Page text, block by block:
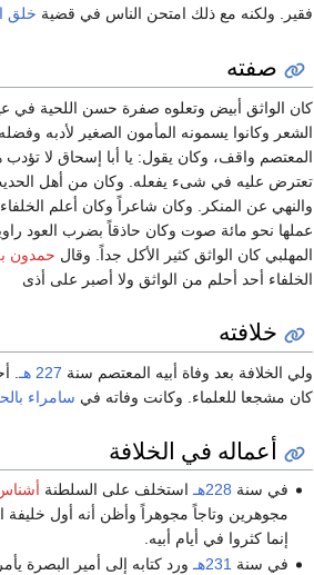
فقير. ولكنه مع ذلك امتحن الناس في قضية خلق
صفته
كان الواثق أبيض وتعلوه صفرة حسن اللحية في
الشعر وكانوا يسمونه المأمون الصغير لأدبه
المعتصم واقف، وكان يقول: يا أبا إسحاق لا تؤدب
تعترض عليه في شىء يفعله. وكان من أهل الحديث
والنهي عن المنكر. وكان شاعراً وكان أعلم
عملها نحو مائة صوت وكان حاذقاً بضرب العود
المهلبي كان الواثق كثير الأكل جداً. وقال حمدون
الخلفاء أحد أحلم من الواثق ولا أصبر على أذى
خلافته
ولي الخلافة بعد وفاة أبيه المعتصم سنة 227 هـ
.
كان مشجعا للعلماء. وكانت وفاته في سامراء
أعماله في الخلافة
في سنة 228هـ استخلف على السلطنة
مجوهرين وتاجاً مجوهراً وأظن أنه أول
إنما كثروا في أيام أبيه.
في سنة 231هـ
ورد كتابه إلى أمير البصرة